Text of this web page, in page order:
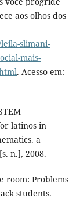
aos olhos dos
slimani-
mais-
. Acesso em:
latinos in
a
n.], 2008.
room: Problems
students.